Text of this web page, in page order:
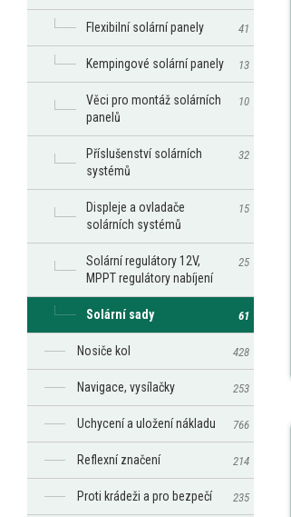
Flexibilní solární panely 41
Kempingové solární panely 13
Věci pro montáž solárních
panelů
10
Příslušenství solárních
systémů
32
Displeje a ovladače
solárních systémů
15
Solární regulátory 12V,
MPPT regulátory nabíjení
25
Solární sady 61
Nosiče kol 428
Navigace, vysílačky 253
Uchycení a uložení nákladu 766
Reflexní značení 214
Proti krádeži a pro bezpečí 235